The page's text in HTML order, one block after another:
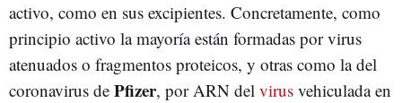
activo, como en sus excipientes. Concretamente, como
principio activo la mayoría están formadas por virus
atenuados o fragmentos proteicos, y otras como la del
coronavirus de Pfizer, por ARN del virus vehiculada en